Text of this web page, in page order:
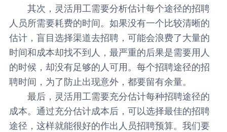
其次，灵活用工需要分析估计每个途径的招聘
人员所需要耗费的时间。如果没有一个比较清晰的
估计，盲目选择渠道去招聘，可能会浪费了大量的
时间和成本却找不到人，最严重的后果是需要用人
的时候，却没有足够的人可用。每个招聘途径的招
聘时间，为了防止出现意外，都要留有余量。
最后，灵活用工需要充分估计每种招聘途径的
成本。通过充分估计成本后，可以选择最佳的招聘
途径，这样就能很好的作出人员招聘预算。我们要